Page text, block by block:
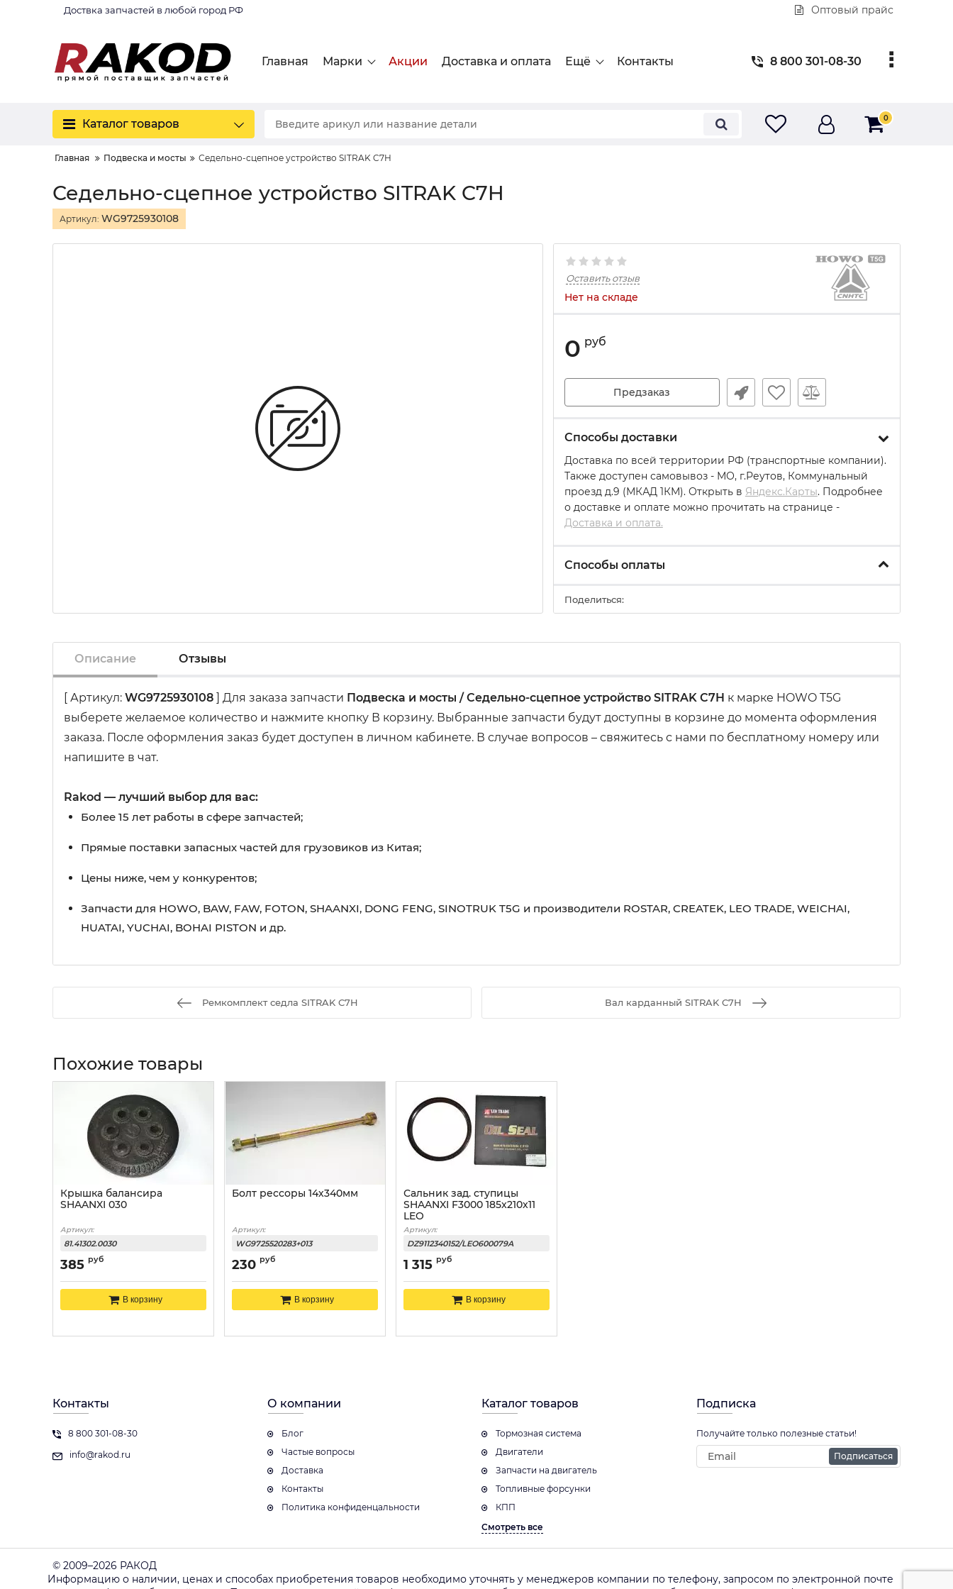
Доствка запчастей в любой город РФ Оптовый прайс
Главная Марки Акции Доставка и оплата Ещё Контакты 8 800 301-08-30
Каталог товаров 0
Главная Подвеска и мосты Седельно-сцепное устройство SITRAK C7H
Седельно-сцепное устройство SITRAK C7H
Артикул: WG9725930108
Оставить отзыв
Нет на складе
0 руб
Предзаказ
Способы доставки
Доставка по всей территории РФ (транспортные компании).
Также доступен самовывоз - МО, г.Реутов, Коммунальный
проезд д.9 (МКАД 1КМ). Открыть в Яндекс.Карты. Подробнее
о доставке и оплате можно прочитать на странице -
Доставка и оплата.
Способы оплаты
Поделиться:
Описание Отзывы
[ Артикул: WG9725930108 ] Для заказа запчасти Подвеска и мосты / Седельно-сцепное устройство SITRAK C7H к марке HOWO T5G
выберете желаемое количество и нажмите кнопку В корзину. Выбранные запчасти будут доступны в корзине до момента оформления
заказа. После оформления заказ будет доступен в личном кабинете. В случае вопросов – свяжитесь с нами по бесплатному номеру или
напишите в чат.
Rakod — лучший выбор для вас:
Более 15 лет работы в сфере запчастей;
Прямые поставки запасных частей для грузовиков из Китая;
Цены ниже, чем у конкурентов;
Запчасти для HOWO, BAW, FAW, FOTON, SHAANXI, DONG FENG, SINOTRUK T5G и производители ROSTAR, CREATEK, LEO TRADE, WEICHAI,
HUATAI, YUCHAI, BOHAI PISTON и др.
Ремкомплект седла SITRAK C7H Вал карданный SITRAK C7H
Похожие товары
Крышка балансира
SHAANXI 030
Артикул:
81.41302.0030
385 руб
В корзину
Болт рессоры 14х340мм
Артикул:
WG9725520283+013
230 руб
В корзину
Сальник зад. ступицы
SHAANXI F3000 185x210x11
LEO
Артикул:
DZ9112340152/LEO600079A
1 315 руб
В корзину
Контакты
8 800 301-08-30
info@rakod.ru
О компании
Блог
Частые вопросы
Доставка
Контакты
Политика конфиденцальности
Каталог товаров
Тормозная система
Двигатели
Запчасти на двигатель
Топливные форсунки
КПП
Смотреть все
Подписка
Получайте только полезные статьи!
Подписаться
© 2009–2026 РАКОД
Информацию о наличии, ценах и способах приобретения товаров необходимо уточнять у менеджеров компании по телефону, запросом по электронной почте